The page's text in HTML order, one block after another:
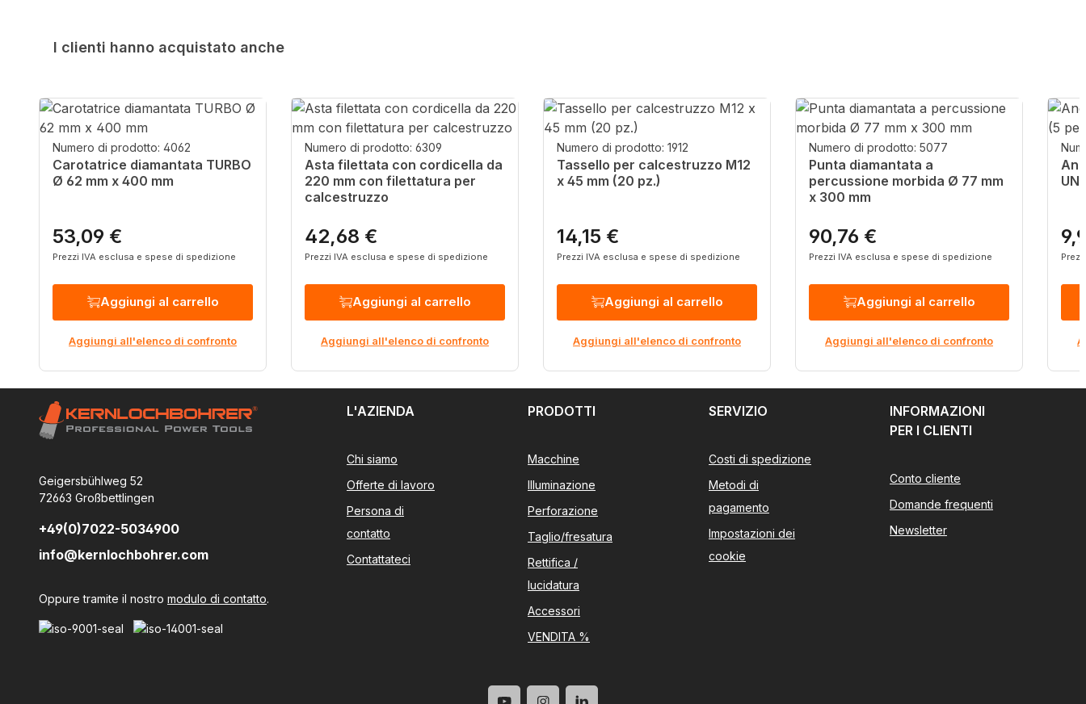
I clienti hanno acquistato anche
Salta la galleria dei prodotti
Numero di prodotto: 4062
Carotatrice diamantata TURBO
Ø 62 mm x 400 mm
Prezzo normale:
53,09 €
Prezzi IVA esclusa e spese di spedizione
Aggiungi al carrello
Aggiungi all'elenco di confronto
Numero di prodotto: 6309
Asta filettata con cordicella da
220 mm con filettatura per
calcestruzzo
Prezzo normale:
42,68 €
Prezzi IVA esclusa e spese di spedizione
Aggiungi al carrello
Aggiungi all'elenco di confronto
Numero di prodotto: 1912
Tassello per calcestruzzo M12
x 45 mm (20 pz.)
Prezzo normale:
14,15 €
Prezzi IVA esclusa e spese di spedizione
Aggiungi al carrello
Aggiungi all'elenco di confronto
Numero di prodotto: 5077
Punta diamantata a
percussione morbida Ø 77 mm
x 300 mm
Prezzo normale:
90,76 €
Prezzi IVA esclusa e spese di spedizione
Aggiungi al carrello
Aggiungi all'elenco di confronto
Geigersbühlweg 52
72663 Großbettlingen
+49(0)7022-5034900
info@kernlochbohrer.com
Oppure tramite il nostro modulo di contatto.
L'AZIENDA
Chi siamo
Offerte di lavoro
Persona di
contatto
Contattateci
PRODOTTI
Macchine
Illuminazione
Perforazione
Taglio/fresatura
Rettifica /
lucidatura
Accessori
VENDITA %
SERVIZIO
Costi di spedizione
Metodi di
pagamento
Impostazioni dei
cookie
INFORMAZIONI
PER I CLIENTI
Conto cliente
Domande frequenti
Newsletter